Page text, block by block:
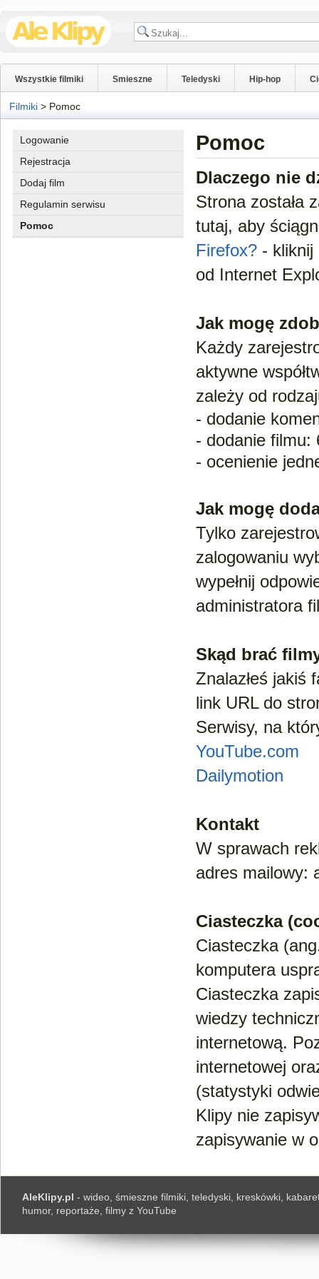
Wszystkie filmiki Smieszne Teledyski Hip-hop
Filmiki > Pomoc
Logowanie
Rejestracja
Dodaj film
Regulamin serwisu
Pomoc
Pomoc
Dlaczego nie
Strona została
tutaj, aby
Firefox?- kliknij
od Internet
Jak mogę
Każdy
aktywne
zależy od
- dodanie
- dodanie filmu:
- ocenienie
Jak mogę
Tylko
zalogowaniu
wypełnij
administratora
Skąd brać
Znalazłeś jakiś
link URL do
Serwisy, na
YouTube.com
Dailymotion
Kontakt
W sprawach
adres mailowy:
Ciasteczka
Ciasteczka
komputera
Ciasteczka
wiedzy
internetową.
internetowej
(statystyki
Klipy nie
zapisywanie w
AleKlipy.pl - wideo, śmieszne filmiki, teledyski, kreskówki,
humor, reportaże, filmy z YouTube